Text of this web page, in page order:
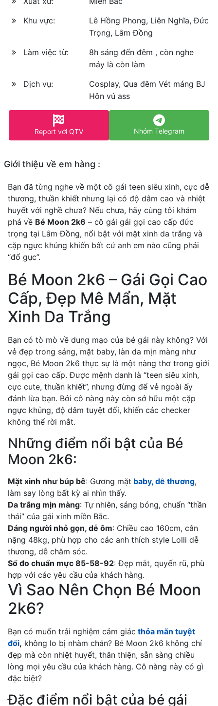
Khu vực:
Lê Hồng Phong, Liên Nghĩa, Đức
Trọng, Lâm Đồng
Làm việc từ:
8h sáng đến đêm , còn nghe
máy là còn làm
Dịch vụ:
Cosplay, Qua đêm Vét máng BJ
Hôn vú ass
Report với QTV Nhóm Telegram
Giới thiệu về em hàng :
Bạn đã từng nghe về một cô gái teen siêu xinh, cực dễ
thương, thuần khiết nhưng lại có độ dâm cao và nhiệt
huyết với nghề chưa? Nếu chưa, hãy cùng tôi khám
phá về Bé Moon 2k6 – cô gái gái gọi cao cấp đức
trọng tại Lâm Đồng, nổi bật với mặt xinh da trắng và
cặp ngực khủng khiến bất cứ anh em nào cũng phải
“đổ gục”.
Bé Moon 2k6 – Gái Gọi Cao
Cấp, Đẹp Mê Mẩn, Mặt
Xinh Da Trắng
Bạn có tò mò về dung mạo của bé gái này không? Với
vẻ đẹp trong sáng, mặt baby, làn da mịn màng như
ngọc, Bé Moon 2k6 thực sự là một nàng thơ trong giới
gái gọi cao cấp. Được mệnh danh là “teen siêu xinh,
cực cute, thuần khiết”, nhưng đừng để vẻ ngoài ấy
đánh lừa bạn. Bởi cô nàng này còn sở hữu một cặp
ngực khủng, độ dâm tuyệt đối, khiến các checker
không thể rời mắt.
Những điểm nổi bật của Bé
Moon 2k6:
Mặt xinh như búp bê: Gương mặt baby, dễ thương,
làm say lòng bất kỳ ai nhìn thấy.
Da trắng mịn màng: Tự nhiên, sáng bóng, chuẩn “thần
thái” của gái xinh miền Bắc.
Dáng người nhỏ gọn, dễ ôm: Chiều cao 160cm, cân
nặng 48kg, phù hợp cho các anh thích style Lolli dễ
thương, dễ chăm sóc.
Số đo chuẩn mực 85-58-92: Đẹp mắt, quyến rũ, phù
hợp với các yêu cầu của khách hàng.
Vì Sao Nên Chọn Bé Moon
2k6?
Bạn có muốn trải nghiệm cảm giác thỏa mãn tuyệt
đối, không lo bị nhàm chán? Bé Moon 2k6 không chỉ
đẹp mà còn nhiệt huyết, thân thiện, sẵn sàng chiều
lòng mọi yêu cầu của khách hàng. Cô nàng này có gì
đặc biệt?
Đặc điểm nổi bật của bé gái